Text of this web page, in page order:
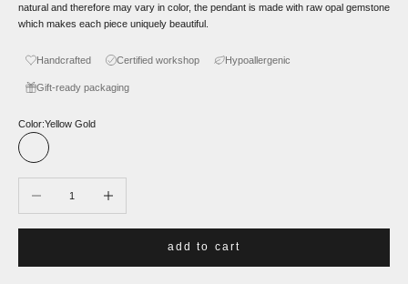
natural and therefore may vary in color, the pendant is made with raw opal gemstone
which makes each piece uniquely beautiful.
Handcrafted Certified workshop Hypoallergenic
Gift-ready packaging
Color:Yellow Gold
Yellow Gold
add to cart